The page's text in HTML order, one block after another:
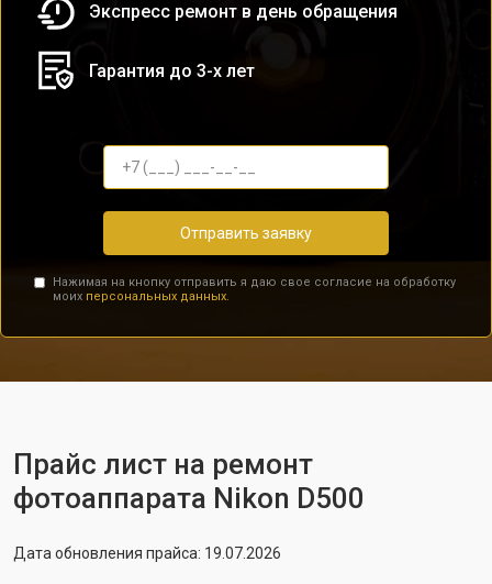
Экспресс ремонт в день обращения
Гарантия до 3-х лет
Отправить заявку
Нажимая на кнопку отправить я даю свое согласие на обработку
моих персональных данных.
Прайс лист на ремонт
фотоаппарата Nikon D500
Дата обновления прайса: 19.07.2026